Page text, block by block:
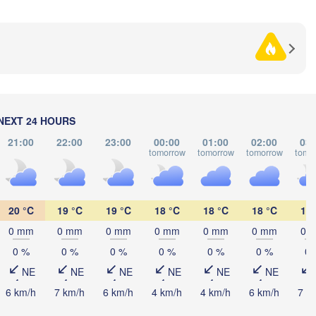
24 HOURS
21:00 22:00 23:00 00:00
tomorrow
01:00
tomorrow
02:00
tomorrow
20 °C
0 mm
0 %
NE
6 km/h
19 °C
0 mm
0 %
NE
7 km/h
19 °C
0 mm
0 %
NE
6 km/h
18 °C
0 mm
0 %
NE
4 km/h
18 °C
0 mm
0 %
NE
4 km/h
18 °C
0 mm
0 %
NE
6 km/h
17
0
0
7
Одеса
Севастополь
(Sevastopol)
Керчь
(Kerch)
(Melitopol)